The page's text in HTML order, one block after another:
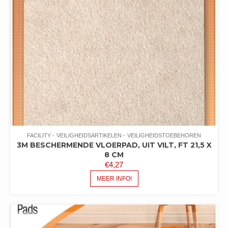
FACILITY VEILIGHEIDSARTIKELEN VEILIGHEIDSTOEBEHOREN
3M BESCHERMENDE VLOERPAD, UIT VILT, FT 21,5 X
8 CM
€4,27
MEER INFO!